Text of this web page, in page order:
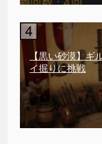
【黒い砂漠】ギ
イ掘りに挑戦